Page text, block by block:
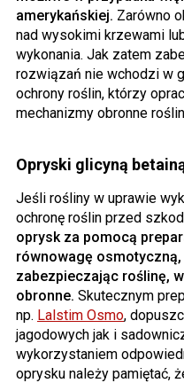
amerykańskiej. Zarówno
nad wysokimi krzewami
wykonania. Jak zatem
rozwiązań nie wchodzi w
ochrony roślin, którzy
mechanizmy obronne
Opryski glicyną
Jeśli rośliny w uprawie
ochronę roślin przed
oprysk za pomocą
równowagę
zabezpieczając roślinę,
obronne. Skutecznym
np. Lalstim Osmo,
jagodowych jak i
wykorzystaniem
oprysku należy pamiętać,